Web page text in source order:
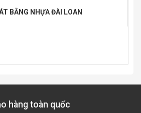
BẰNG NHỰA ĐÀI LOAN
hàng toàn quốc